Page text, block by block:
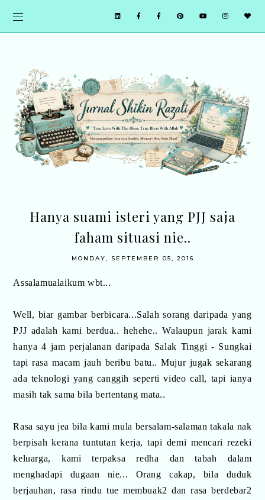
Hanya suami isteri yang PJJ saja
faham situasi nie..
MONDAY, SEPTEMBER 05, 2016
Assalamualaikum wbt...
Well, biar gambar berbicara...Salah sorang daripada yang
PJJ adalah kami berdua.. hehehe.. Walaupun jarak kami
hanya 4 jam perjalanan daripada Salak Tinggi - Sungkai
tapi rasa macam jauh beribu batu.. Mujur jugak sekarang
ada teknologi yang canggih seperti video call, tapi ianya
masih tak sama bila bertentang mata..
Rasa sayu jea bila kami mula bersalam-salaman takala nak
berpisah kerana tuntutan kerja, tapi demi mencari rezeki
keluarga, kami terpaksa redha dan tabah dalam
menghadapi dugaan nie... Orang cakap, bila duduk
berjauhan, rasa rindu tue membuak2 dan rasa berdebar2